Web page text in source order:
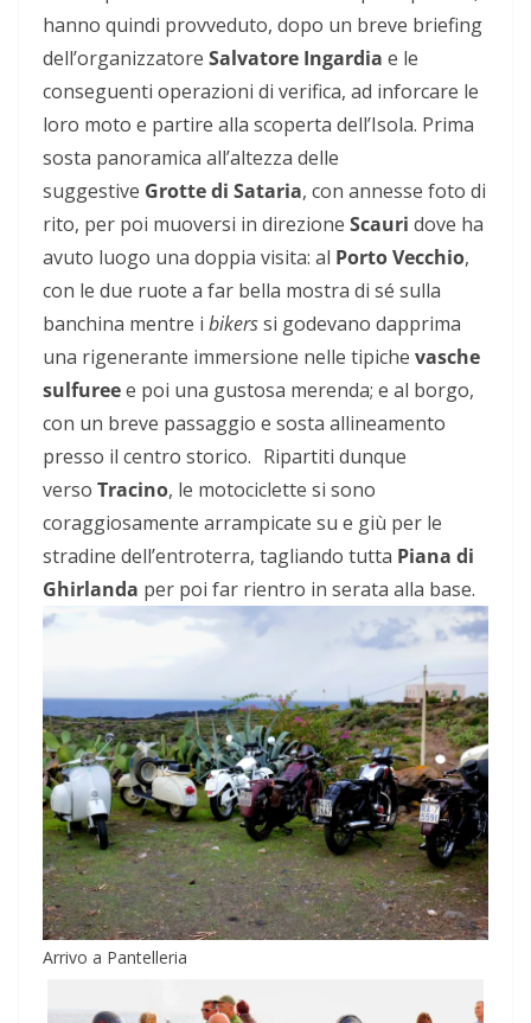
hanno quindi provveduto, dopo un breve briefing
dell’organizzatore Salvatore Ingardia e le
conseguenti operazioni di verifica, ad inforcare le
loro moto e partire alla scoperta dell’Isola. Prima
sosta panoramica all’altezza delle
suggestive Grotte di Sataria, con annesse foto di
rito, per poi muoversi in direzione Scauri dove ha
avuto luogo una doppia visita: al Porto Vecchio,
con le due ruote a far bella mostra di sé sulla
banchina mentre i bikerssi godevano dapprima
una rigenerante immersione nelle tipiche vasche
sulfureee poi una gustosa merenda; e al borgo,
con un breve passaggio e sosta allineamento
presso il centro storico. Ripartiti dunque
verso Tracino, le motociclette si sono
coraggiosamente arrampicate su e giù per le
stradine dell’entroterra, tagliando tutta Piana di
Ghirlanda per poi far rientro in serata alla base.
Arrivo a Pantelleria